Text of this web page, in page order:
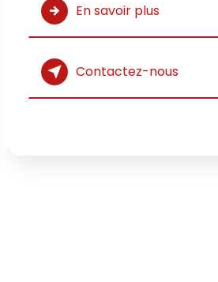
En savoir plus
Contactez-nous